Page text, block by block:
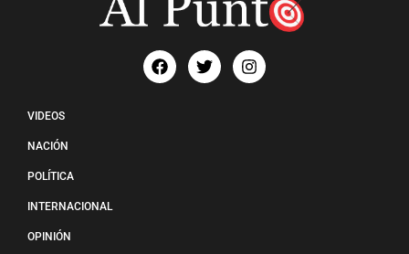
VIDEOS
NACIÓN
POLÍTICA
INTERNACIONAL
OPINIÓN